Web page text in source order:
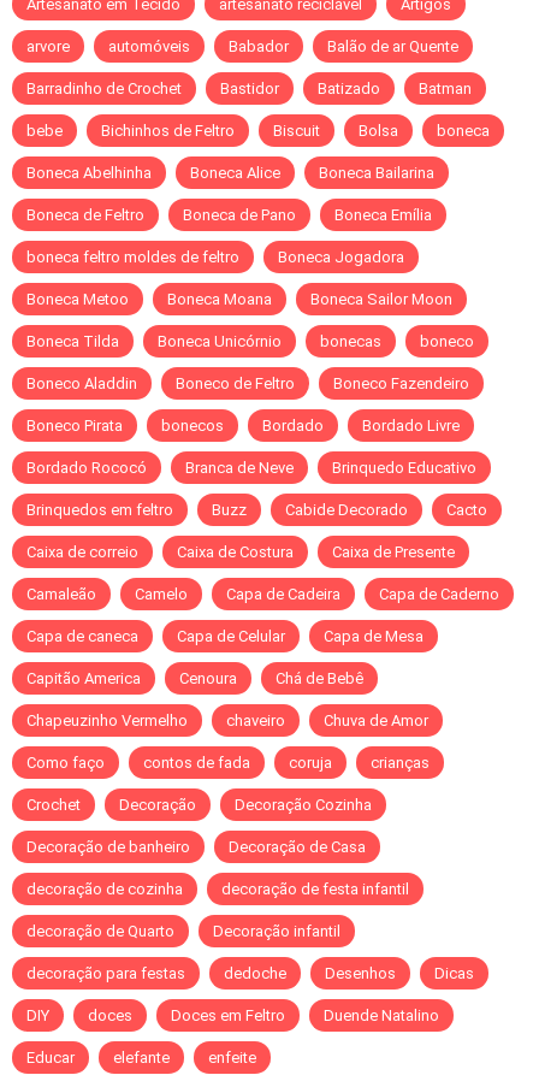
Artesanato em Tecido artesanato reciclável Artigos
arvore automóveis Babador Balão de ar Quente
Barradinho de Crochet Bastidor Batizado Batman
bebe Bichinhos de Feltro Biscuit Bolsa boneca
Boneca Abelhinha Boneca Alice Boneca Bailarina
Boneca de Feltro Boneca de Pano Boneca Emília
boneca feltro moldes de feltro Boneca Jogadora
Boneca Metoo Boneca Moana Boneca Sailor Moon
Boneca Tilda Boneca Unicórnio bonecas boneco
Boneco Aladdin Boneco de Feltro Boneco Fazendeiro
Boneco Pirata bonecos Bordado Bordado Livre
Bordado Rococó Branca de Neve Brinquedo Educativo
Brinquedos em feltro Buzz Cabide Decorado Cacto
Caixa de correio Caixa de Costura Caixa de Presente
Camaleão Camelo Capa de Cadeira Capa de Caderno
Capa de caneca Capa de Celular Capa de Mesa
Capitão America Cenoura Chá de Bebê
Chapeuzinho Vermelho chaveiro Chuva de Amor
Como faço contos de fada coruja crianças
Crochet Decoração Decoração Cozinha
Decoração de banheiro Decoração de Casa
decoração de cozinha decoração de festa infantil
decoração de Quarto Decoração infantil
decoração para festas dedoche Desenhos Dicas
DIY doces Doces em Feltro Duende Natalino
Educar elefante enfeite